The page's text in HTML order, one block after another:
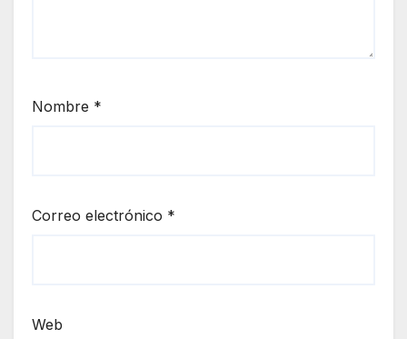
Nombre *
Correo electrónico *
Web